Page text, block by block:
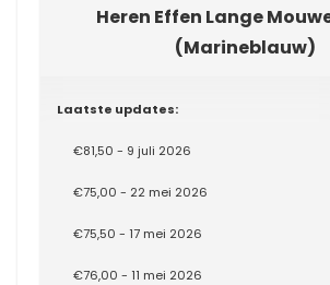
Heren Effen Lange
(Marineblauw)
Laatste updates:
€81,50 - 9 juli 2026
€75,00 - 22 mei 2026
€75,50 - 17 mei 2026
€76,00 - 11 mei 2026